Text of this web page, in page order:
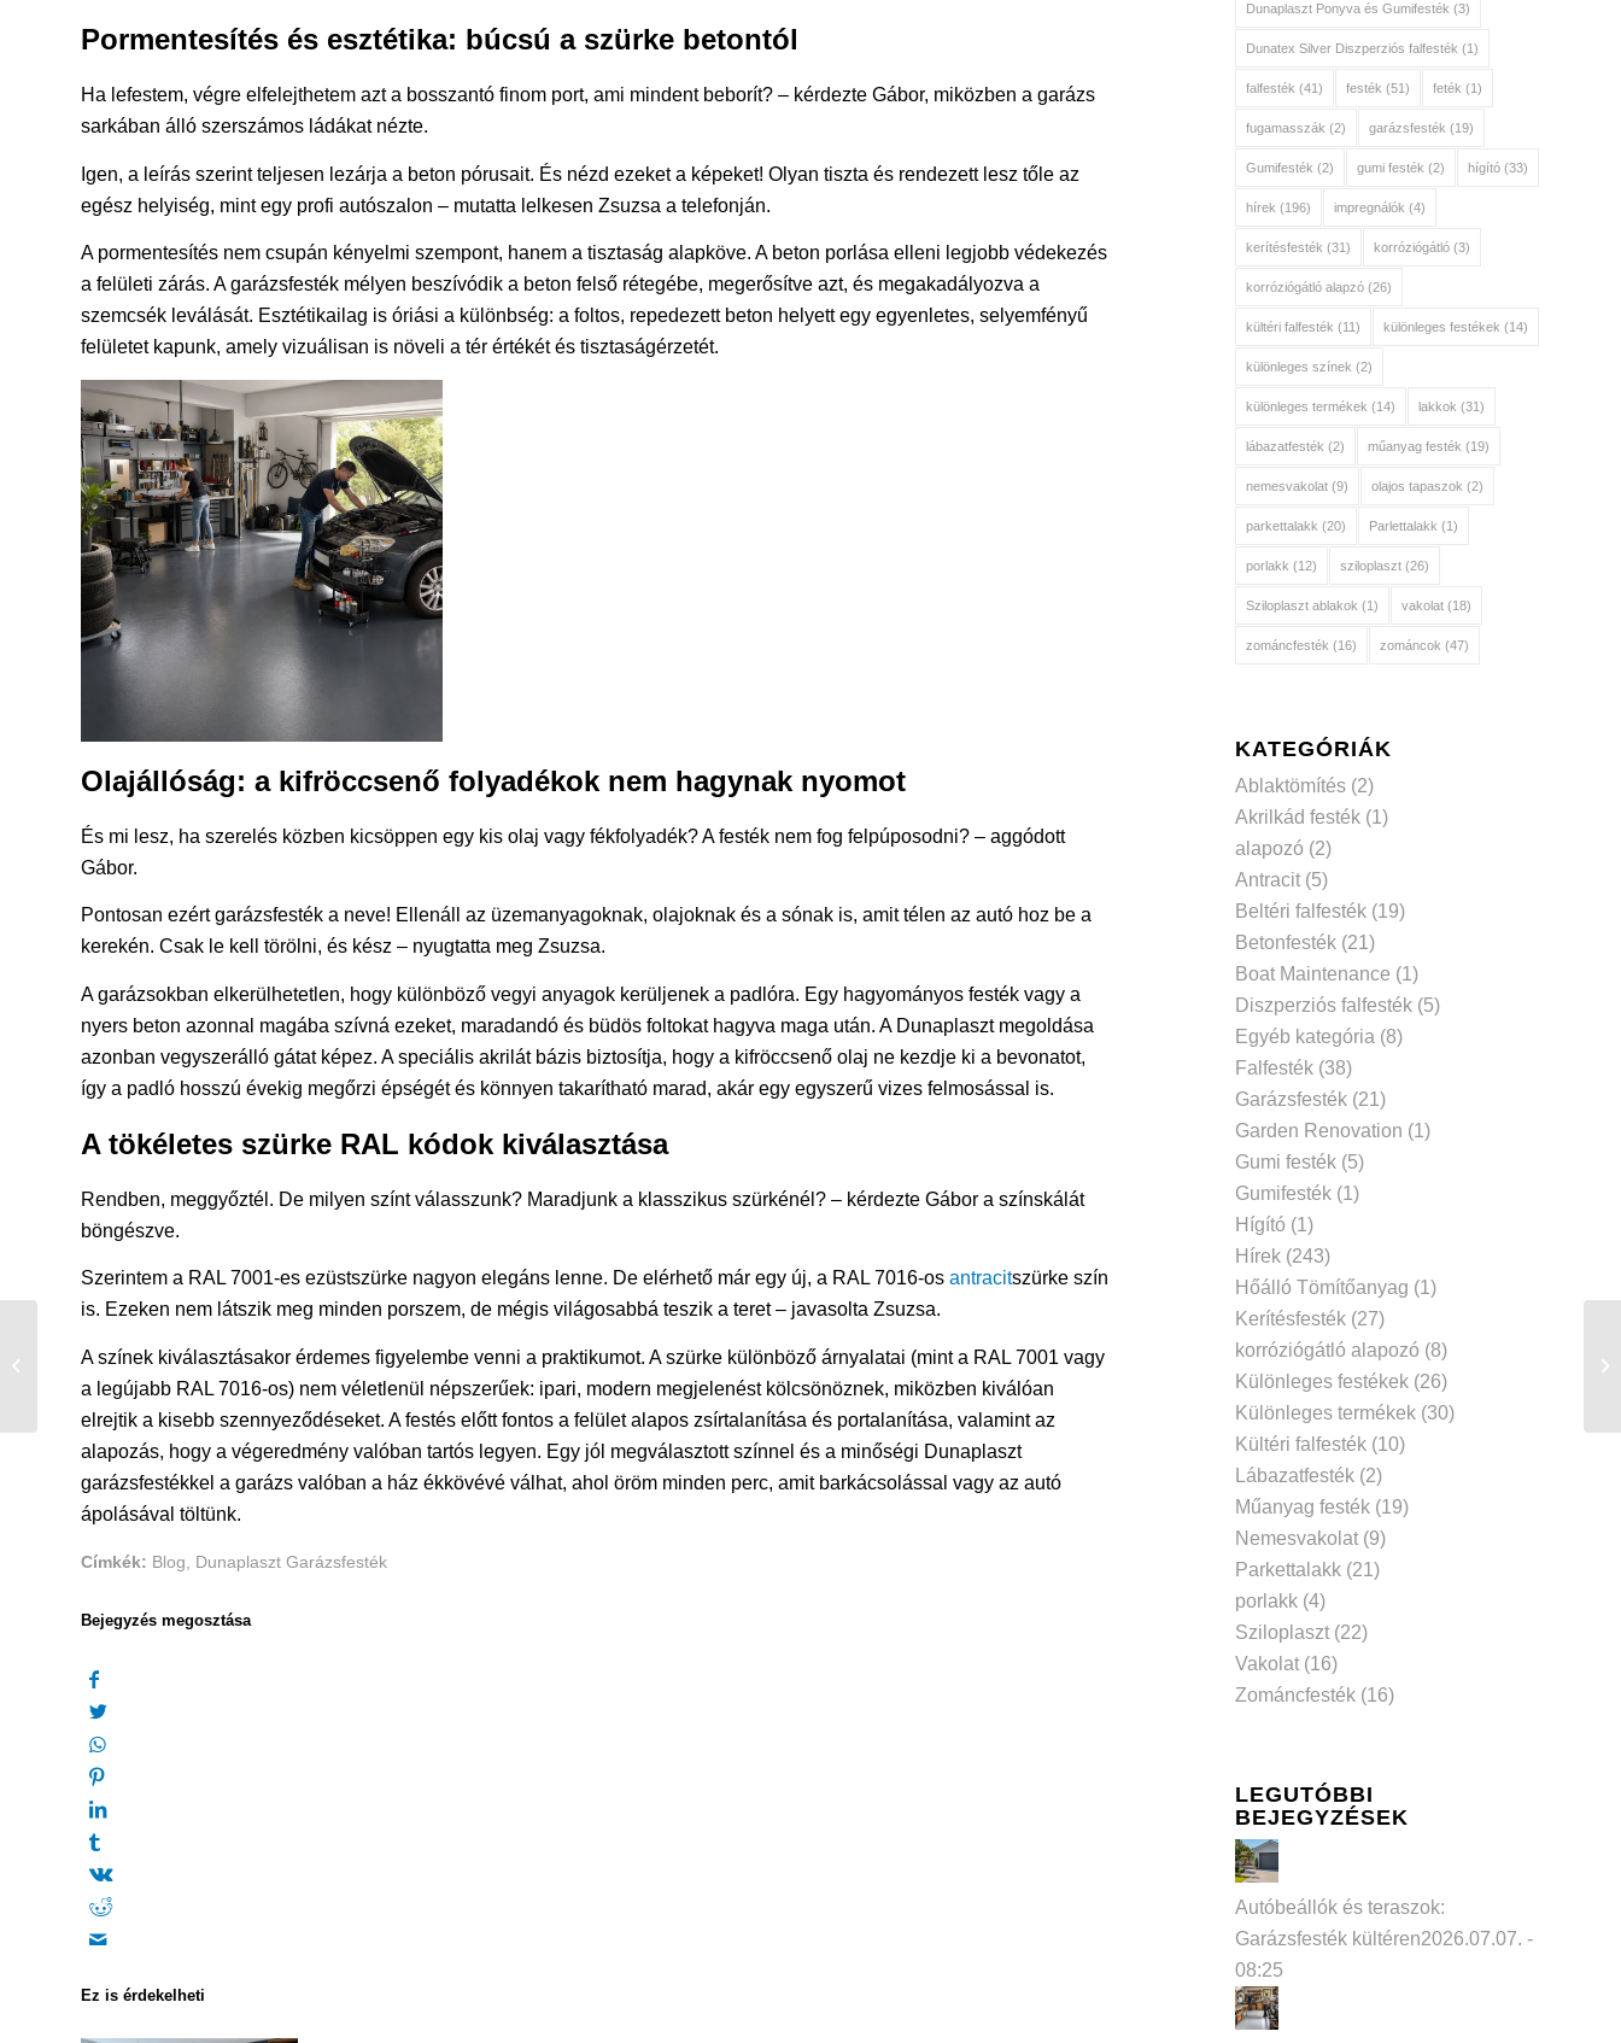
Pormentesítés és esztétika: búcsú a szürke betontól
Ha lefestem, végre elfelejthetem azt a bosszantó finom port, ami mindent beborít? – kérdezte Gábor, miközben a garázs
sarkában álló szerszámos ládákat nézte.
Igen, a leírás szerint teljesen lezárja a beton pórusait. És nézd ezeket a képeket! Olyan tiszta és rendezett lesz tőle az
egész helyiség, mint egy profi autószalon – mutatta lelkesen Zsuzsa a telefonján.
A pormentesítés nem csupán kényelmi szempont, hanem a tisztaság alapköve. A beton porlása elleni legjobb védekezés
a felületi zárás. A garázsfesték mélyen beszívódik a beton felső rétegébe, megerősítve azt, és megakadályozva a
szemcsék leválását. Esztétikailag is óriási a különbség: a foltos, repedezett beton helyett egy egyenletes, selyemfényű
felületet kapunk, amely vizuálisan is növeli a tér értékét és tisztaságérzetét.
Olajállóság: a kifröccsenő folyadékok nem hagynak nyomot
És mi lesz, ha szerelés közben kicsöppen egy kis olaj vagy fékfolyadék? A festék nem fog felpúposodni? – aggódott
Gábor.
Pontosan ezért garázsfesték a neve! Ellenáll az üzemanyagoknak, olajoknak és a sónak is, amit télen az autó hoz be a
kerekén. Csak le kell törölni, és kész – nyugtatta meg Zsuzsa.
A garázsokban elkerülhetetlen, hogy különböző vegyi anyagok kerüljenek a padlóra. Egy hagyományos festék vagy a
nyers beton azonnal magába szívná ezeket, maradandó és büdös foltokat hagyva maga után. A Dunaplaszt megoldása
azonban vegyszerálló gátat képez. A speciális akrilát bázis biztosítja, hogy a kifröccsenő olaj ne kezdje ki a bevonatot,
így a padló hosszú évekig megőrzi épségét és könnyen takarítható marad, akár egy egyszerű vizes felmosással is.
A tökéletes szürke RAL kódok kiválasztása
Rendben, meggyőztél. De milyen színt válasszunk? Maradjunk a klasszikus szürkénél? – kérdezte Gábor a színskálát
böngészve.
Szerintem a RAL 7001-es ezüstszürke nagyon elegáns lenne. De elérhető már egy új, a RAL 7016-os antracitszürke szín
is. Ezeken nem látszik meg minden porszem, de mégis világosabbá teszik a teret – javasolta Zsuzsa.
A színek kiválasztásakor érdemes figyelembe venni a praktikumot. A szürke különböző árnyalatai (mint a RAL 7001 vagy
a legújabb RAL 7016-os) nem véletlenül népszerűek: ipari, modern megjelenést kölcsönöznek, miközben kiválóan
elrejtik a kisebb szennyeződéseket. A festés előtt fontos a felület alapos zsírtalanítása és portalanítása, valamint az
alapozás, hogy a végeredmény valóban tartós legyen. Egy jól megválasztott színnel és a minőségi Dunaplaszt
garázsfestékkel a garázs valóban a ház ékkövévé válhat, ahol öröm minden perc, amit barkácsolással vagy az autó
ápolásával töltünk.
Címkék: Blog, Dunaplaszt Garázsfesték
Bejegyzés megosztása
Ez is érdekelheti
Dunaplaszt Ponyva és Gumifesték (3)
Dunatex Silver Diszperziós falfesték (1)
falfesték (41) festék (51) feték (1)
fugamasszák (2) garázsfesték (19)
Gumifesték (2) gumi festék (2) hígító(33)
hírek (196) impregnálók (4)
kerítésfesték (31) korróziógátló(3)
korróziógátló alapzó(26)
kültéri falfesték (11) különleges festékek (14)
különleges színek (2)
különleges termékek (14) lakkok (31)
lábazatfesték (2) műanyag festék (19)
nemesvakolat(9) olajos tapaszok (2)
parkettalakk (20) Parlettalakk (1)
porlakk (12) sziloplaszt(26)
Sziloplaszt ablakok (1) vakolat(18)
zománcfesték (16) zománcok (47)
KATEGÓRIÁK
Ablaktömítés(2)
Akrilkád festék(1)
alapozó (2)
Antracit(5)
Beltéri falfesték(19)
Betonfesték(21)
Boat Maintenance (1)
Diszperziós falfesték(5)
Egyéb kategória (8)
Falfesték(38)
Garázsfesték(21)
Garden Renovation (1)
Gumi festék(5)
Gumifesték(1)
Hígító (1)
Hírek(243)
Hőálló Tömítőanyag (1)
Kerítésfesték(27)
korróziógátló alapozó (8)
Különleges festékek(26)
Különleges termékek(30)
Kültéri falfesték(10)
Lábazatfesték(2)
Műanyag festék(19)
Nemesvakolat(9)
Parkettalakk(21)
porlakk(4)
Sziloplaszt(22)
Vakolat(16)
Zománcfesték(16)
LEGUTÓBBI
BEJEGYZÉSEK
Autóbeállók és teraszok:
Garázsfesték kültéren2026.07.07. -
08:25
Somogyban: amikor a
kerítésfesték mentette